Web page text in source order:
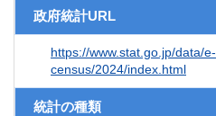
政府統計URL
https://www.stat.go.jp/data/e-
census/2024/index.html
統計の種類